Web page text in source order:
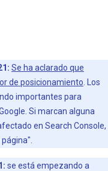
Se ha aclarado que
de posicionamiento . Los
importantes para
Si marcan alguna
en Search Console,
se está empezando a